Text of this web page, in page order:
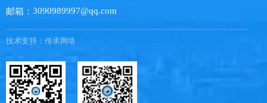
邮箱： 3090989997@qq.com
技术支持： 传承网络